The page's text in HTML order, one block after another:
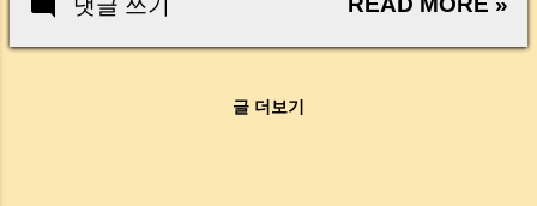
서 오늘은 잔금일에 실제로 돈이 어떻게 움직이
는지, 왜 사고가 나는지, 그리고 무엇을 꼭 준비
드리겠습니다. 이 글 하나만 제대로 이해하시면,
주 전 관리비 폭탄 다) 신용 점수
총동원: 대출 재조정 ② 임대 전략
댓글 쓰기
글 더보기